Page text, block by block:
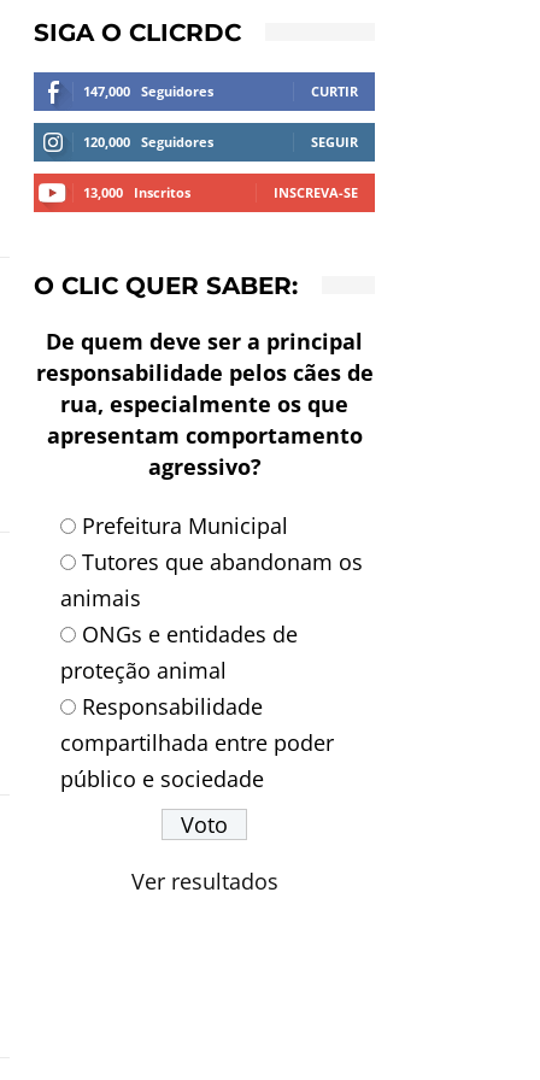
SIGA O CLICRDC
147,000 Seguidores CURTIR
120,000 Seguidores SEGUIR
13,000 Inscritos INSCREVA-SE
O CLIC QUER SABER:
De quem deve ser a principal
responsabilidade pelos cães de
rua, especialmente os que
apresentam comportamento
agressivo?
Prefeitura Municipal
Tutores que abandonam os
animais
ONGs e entidades de
proteção animal
Responsabilidade
compartilhada entre poder
público e sociedade
Ver resultados